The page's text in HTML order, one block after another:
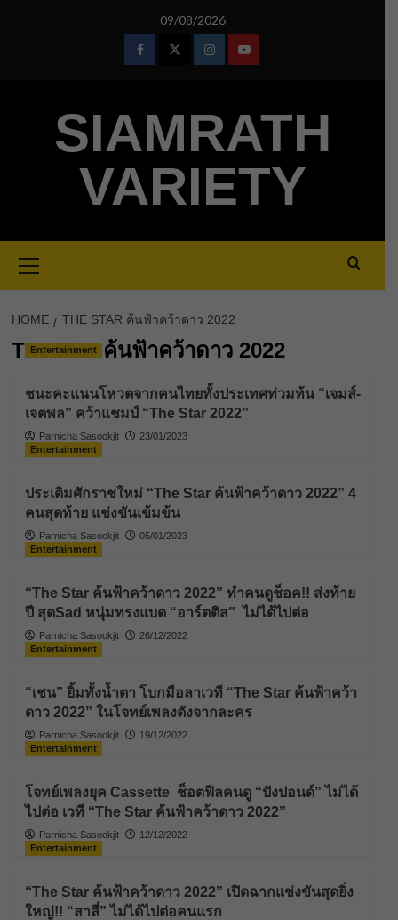
09/08/2026
FacebookTwitterInstagramYoutube
SIAMRATH
VARIETY
Menu
HOME THE STAR ค้นฟ้าคว้าดาว 2022
The Star ค้นฟ้าคว้าดาว 2022
Entertainment
ชนะคะแนนโหวตจากคนไทยทั้งประเทศท่วมท้น “เจมส์-
เจตพล” คว้าแชมป์ “The Star 2022”
Parnicha Sasookjit
23/01/2023
Entertainment
ประเดิมศักราชใหม่ “The Star ค้นฟ้าคว้าดาว 2022” 4
คนสุดท้าย แข่งขันเข้มข้น
Parnicha Sasookjit
05/01/2023
Entertainment
“The Star ค้นฟ้าคว้าดาว 2022” ทำคนดูช็อค!! ส่งท้าย
ปี สุดSad หนุ่มทรงแบด “อาร์ตติส” ไม่ได้ไปต่อ
Parnicha Sasookjit
26/12/2022
Entertainment
“เชน” ยิ้มทั้งน้ำตา โบกมือลาเวที “The Star ค้นฟ้าคว้า
ดาว 2022” ในโจทย์เพลงดังจากละคร
Parnicha Sasookjit
19/12/2022
Entertainment
โจทย์เพลงยุค Cassette ช็อตฟีลคนดู “ปังปอนด์” ไม่ได้
ไปต่อ เวที “The Star ค้นฟ้าคว้าดาว 2022”
Parnicha Sasookjit
12/12/2022
Entertainment
“The Star ค้นฟ้าคว้าดาว 2022” เปิดฉากแข่งขันสุดยิ่ง
ใหญ่!! “สาลี่” ไม่ได้ไปต่อคนแรก